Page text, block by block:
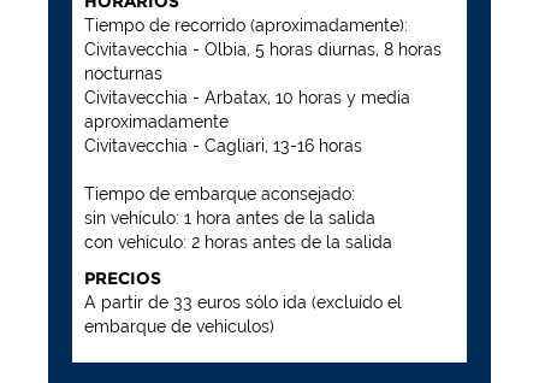
Tiempo de recorrido (aproximadamente):
Civitavecchia - Olbia, 5 horas diurnas, 8 horas
nocturnas
Civitavecchia - Arbatax, 10 horas y media
aproximadamente
Civitavecchia - Cagliari, 13-16 horas
Tiempo de embarque aconsejado:
sin vehículo: 1 hora antes de la salida
con vehículo: 2 horas antes de la salida
PRECIOS
A partir de 33 euros sólo ida (excluído el
embarque de vehículos)